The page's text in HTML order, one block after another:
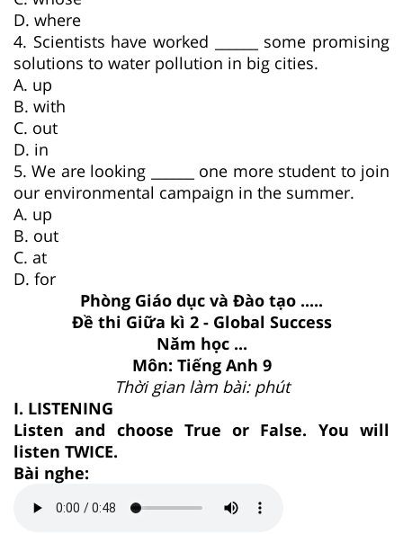
D. where
4. Scientists have worked ______ some promising
solutions to water pollution in big cities.
A. up
B. with
C. out
D. in
5. We are looking ______ one more student to join
our environmental campaign in the summer.
A. up
B. out
C. at
D. for
Phòng Giáo dục và Đào tạo .....
Đề thi Giữa kì 2 - Global Success
Năm học ...
Môn: Tiếng Anh 9
Thời gian làm bài: phút
I. LISTENING
Listen and choose True or False. You will
listen TWICE.
Bài nghe: